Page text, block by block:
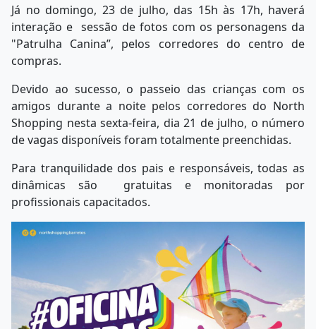
Já no domingo, 23 de julho, das 15h às 17h, haverá
interação e sessão de fotos com os personagens da
"Patrulha Canina”, pelos corredores do centro de
compras.
Devido ao sucesso, o passeio das crianças com os
amigos durante a noite pelos corredores do North
Shopping nesta sexta-feira, dia 21 de julho, o número
de vagas disponíveis foram totalmente preenchidas.
Para tranquilidade dos pais e responsáveis, todas as
dinâmicas são gratuitas e monitoradas por
profissionais capacitados.